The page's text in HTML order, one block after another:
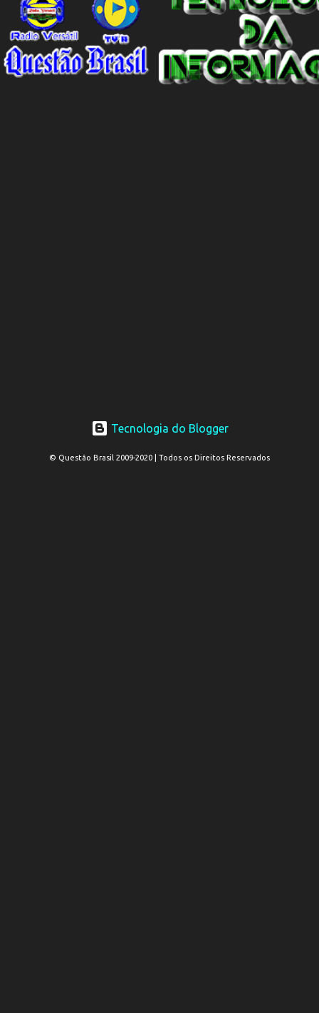
envolvendo Vinicius Junior. Eles afirmaram que embora o racismo
seja um problema global, é importante reconhecer que a Espanha
não é um país racista em si. No entanto, existem indivíduos racistas
em todas as partes do mundo, incluindo a Espanha. É essencial
separar o comportamento desses indivíduos racistas da sociedade
Tecnologia do Blogger
© Questão Brasil 2009-2020 | Todos os Direitos Reservados